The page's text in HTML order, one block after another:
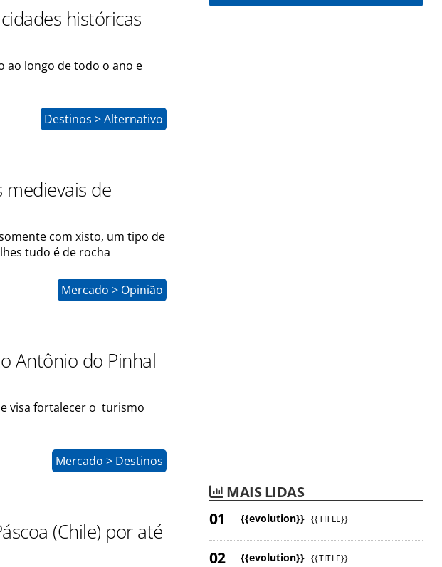
históricas
ao longo de todo o ano e
Destinos > Alternativo
medievais de
com xisto, um tipo de
tudo é de rocha
Mercado > Opinião
Antônio do Pinhal
visa fortalecer o turismo
Mercado > Destinos
(Chile) por até
MAIS LIDAS
{{evolution}} {{TITLE}}
{{evolution}} {{TITLE}}